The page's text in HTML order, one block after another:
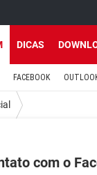
DICAS
FACEBOOK
com o